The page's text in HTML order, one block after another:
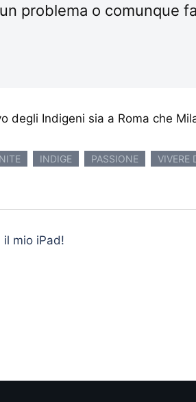
problema o comunque
degli Indigeni sia a Roma che
INDIGE PASSIONE VIVERE
il mio iPad!